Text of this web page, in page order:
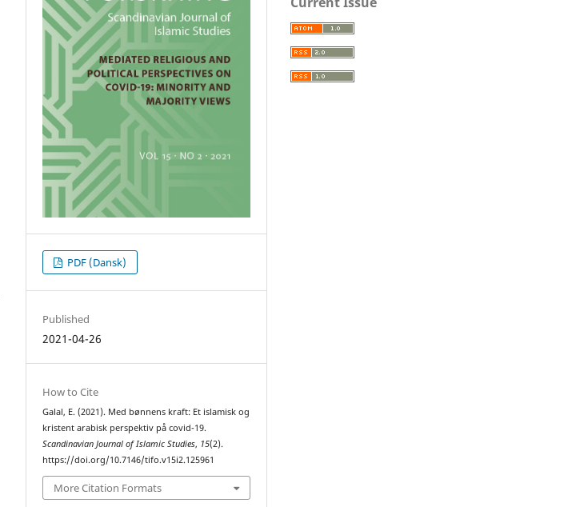
PDF (Dansk)
Published
2021-04-26
How to Cite
Galal, E. (2021). Med bønnens kraft: Et islamisk og
kristent arabisk perspektiv på covid-19.
Scandinavian Journal of Islamic Studies, 15(2).
https://doi.org/10.7146/tifo.v15i2.125961
More Citation Formats